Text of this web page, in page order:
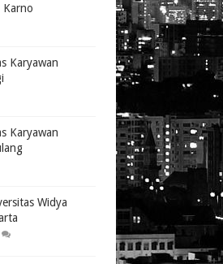
Karno
Karyawan
Karyawan
Widya